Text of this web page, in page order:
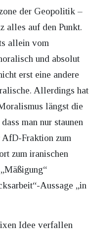
der Geopolitik –
alles auf den Punkt.
allein vom
und absolut
erst eine andere
Allerdings hat
längst die
man nur staunen
AfD-Fraktion zum
zum iranischen
Aussage „in
Idee verfallen